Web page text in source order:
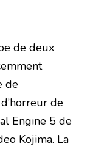
de deux
de
de
Engine 5 de
Kojima. La